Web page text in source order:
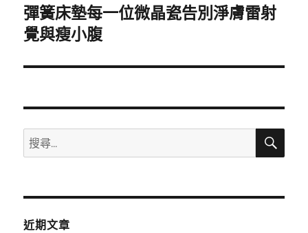
章:
下
一
文
彈簧床墊每一位微晶瓷告別淨膚雷射
覺與瘦小腹
搜
尋
鍵
搜
近期文章